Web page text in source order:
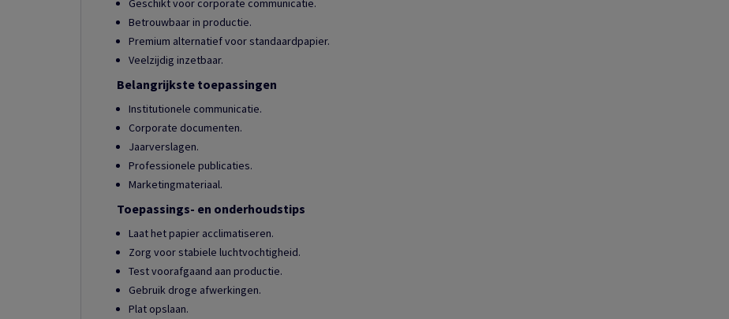
Geschikt voor corporate communicatie.
Betrouwbaar in productie.
Premium alternatief voor standaardpapier.
Veelzijdig inzetbaar.
Belangrijkste toepassingen
Institutionele communicatie.
Corporate documenten.
Jaarverslagen.
Professionele publicaties.
Marketingmateriaal.
Toepassings- en onderhoudstips
Laat het papier acclimatiseren.
Zorg voor stabiele luchtvochtigheid.
Test voorafgaand aan productie.
Gebruik droge afwerkingen.
Plat opslaan.